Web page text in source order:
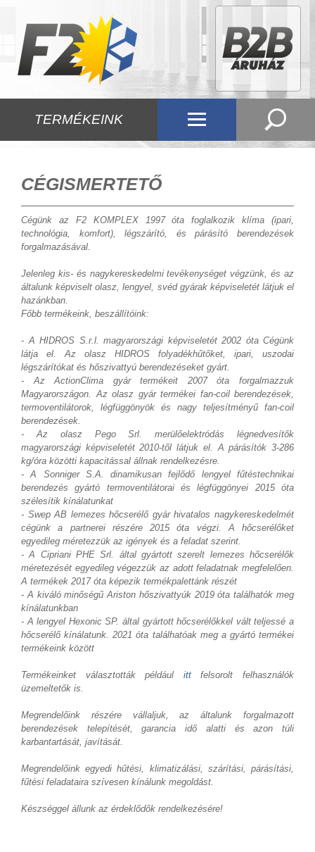
TERMÉKEINK
CÉGISMERTETŐ
Cégünk az F2 KOMPLEX 1997 óta foglalkozik klíma (ipari,
technológia, komfort), légszárító, és párásító berendezések
forgalmazásával.
Jelenleg kis- és nagykereskedelmi tevékenységet végzünk, és az
általunk képviselt olasz, lengyel, svéd gyárak képviseletét látjuk el
hazánkban.
Főbb termékeink, beszállítóink:
- A HIDROS S.r.l. magyarországi képviseletét 2002 óta Cégünk
látja el. Az olasz HIDROS folyadékhűtőket, ipari, uszodai
légszárítókat és hőszivattyú berendezéseket gyárt.
- Az ActionClima gyár termékeit 2007 óta forgalmazzuk
Magyarországon. Az olasz gyár termékei fan-coil berendezések,
termoventilátorok, légfüggönyök és nagy teljesítményű fan-coil
berendezések.
- Az olasz Pego Srl. merülőelektródás légnedvesítők
magyarországi képviseletét 2010-től látjuk el. A párásítók 3-286
kg/óra közötti kapacitással állnak rendelkezésre.
- A Sonniger S.A. dinamikusan fejlődő lengyel fűtéstechnikai
berendezés gyártó termoventilátorai és légfüggönyei 2015 óta
szélesítik kínálatunkat
- Swep AB lemezes hőcserélő gyár hivatalos nagykereskedelmét
cégünk a partnerei részére 2015 óta végzi. A hőcserélőket
egyedileg méretezzük az igények és a feladat szerint.
- A Cipriani PHE Srl. által gyártott szerelt lemezes hőcserélők
méretezését egyedileg végezzük az adott feladatnak megfelelően.
A termékek 2017 óta képezik termékpalettánk részét
- A kiváló minőségű Ariston hőszivattyúk 2019 óta találhatók meg
kínálatunkban
- A lengyel Hexonic SP. által gyártott hőcserélőkkel vált teljessé a
hőcserélő kínálatunk. 2021 óta találhatóak meg a gyártó termékei
termékeink között
Termékeinket választották például ittfelsorolt felhasználók
üzemeltetők is.
Megrendelőink részére vállaljuk, az általunk forgalmazott
berendezések telepítését, garancia idő alatti és azon túli
karbantartását, javítását.
Megrendelőink egyedi hűtési, klimatizálási, szárítási, párásítási,
fűtési feladataira szívesen kínálunk megoldást.
Készséggel állunk az érdeklődők rendelkezésére!